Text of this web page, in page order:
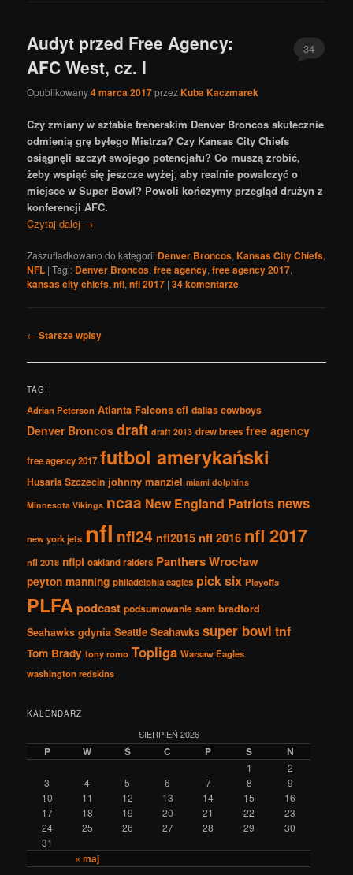
Audyt przed Free Agency:
AFC West, cz. I
Opublikowany4 marca 2017przezKuba Kaczmarek
34
Czy zmiany w sztabie trenerskim Denver Broncos skutecznie
odmienią grę byłego Mistrza? Czy Kansas City Chiefs
osiągnęli szczyt swojego potencjału? Co muszą zrobić,
żeby wspiąć się jeszcze wyżej, aby realnie powalczyć o
miejsce w Super Bowl? Powoli kończymy przegląd drużyn z
konferencji AFC.
Czytaj dalej →
Zaszufladkowano do kategorii Denver Broncos,Kansas City Chiefs,
NFL |Tagi: Denver Broncos,free agency,free agency 2017,
kansas city chiefs,nfl,nfl 2017 |34komentarze
Nawigacja
wpisach
← Starsze wpisy
TAGI
Adrian Peterson Atlanta Falcons cfl dallas cowboys
Denver Broncos draft draft 2013 drew brees free agency
free agency 2017 futbol amerykański
Husaria Szczecin johnny manziel miami dolphins
Minnesota Vikings ncaa New England Patriots news
new york jets nfl nfl24 nfl2015 nfl 2016 nfl 2017
nfl 2018 nflpl oakland raiders Panthers Wrocław
peyton manning philadelphia eagles pick six Playoffs
PLFApodcast podsumowanie sam bradford
Seahawks gdynia Seattle Seahawks super bowl tnf
Tom Brady tony romo Topliga Warsaw Eagles
washington redskins
KALENDARZ
SIERPIEŃ 2026
P W Ś C P S N
« maj
1
2
3
4 5 6 7 8
9
10
11 12 13 14 15
16
17
18 19 20 21 22
23
24
25 26 27 28 29
30
31